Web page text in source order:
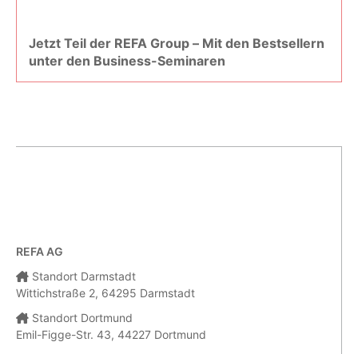
Jetzt Teil der REFA Group – Mit den Bestsellern
unter den Business-Seminaren
REFA AG
Standort Darmstadt
Wittichstraße 2, 64295 Darmstadt
Standort Dortmund
Emil-Figge-Str. 43, 44227 Dortmund